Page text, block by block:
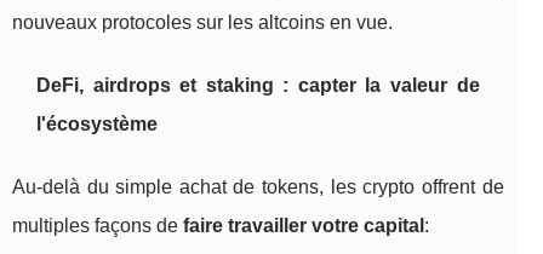
nouveaux protocoles sur les altcoins en vue.
DeFi, airdrops et staking : capter la valeur de
l'écosystème
Au‑delà du simple achat de tokens, les crypto offrent de
multiples façons de faire travailler votre capital :